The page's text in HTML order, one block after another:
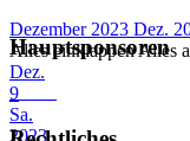
Dezember 2023 Dez.
Alles einklappenAlles
Dez.
9
Sa.
2023
Hauptsponsoren